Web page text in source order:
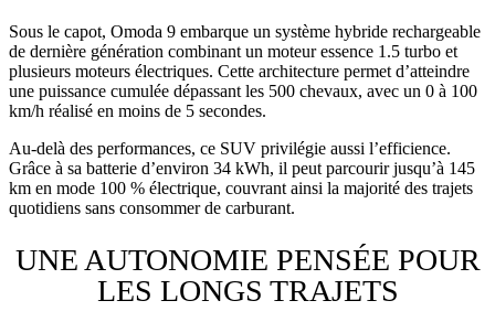
Sous le capot, Omoda 9 embarque un système hybride rechargeable
de dernière génération combinant un moteur essence 1.5 turbo et
plusieurs moteurs électriques. Cette architecture permet d’atteindre
une puissance cumulée dépassant les 500 chevaux, avec un 0 à 100
km/h réalisé en moins de 5 secondes.
Au-delà des performances, ce SUV privilégie aussi l’efficience.
Grâce à sa batterie d’environ 34 kWh, il peut parcourir jusqu’à 145
km en mode 100 % électrique, couvrant ainsi la majorité des trajets
quotidiens sans consommer de carburant.
UNE AUTONOMIE PENSÉE POUR
LES LONGS TRAJETS